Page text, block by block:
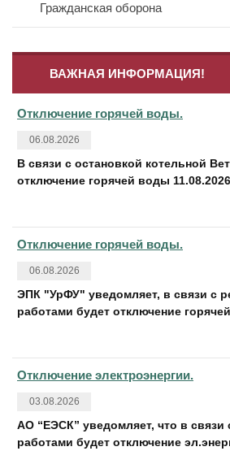
Схема проезда
Лицензия
Дислокация по участкам
Вакансии
Открытые конкурсы
Политика персональных
Полезная информация
Контакты
Гражданская оборона
ВАЖНАЯ ИНФОРМАЦИЯ!
Отключение горячей воды.
06.08.2026
В связи с остановкой котельной
отключение горячей воды
Отключение горячей воды.
06.08.2026
ЭПК "УрФУ" уведомляет, в связи с
работами будет отключение
Отключение электроэнергии.
03.08.2026
АО “ЕЭСК” уведомляет, что в связи
работами будет отключение